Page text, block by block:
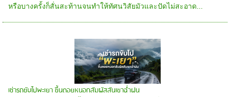
หรือบางครั้งก็สั่นสะท้านจนทำให้ทัศนวิสัยมัวและปัดไม่สะอาด...
เช่ารถขับไปพะเยา ขึ้นดอยหนอกสัมผัสสันเขาฉ่ำฝน